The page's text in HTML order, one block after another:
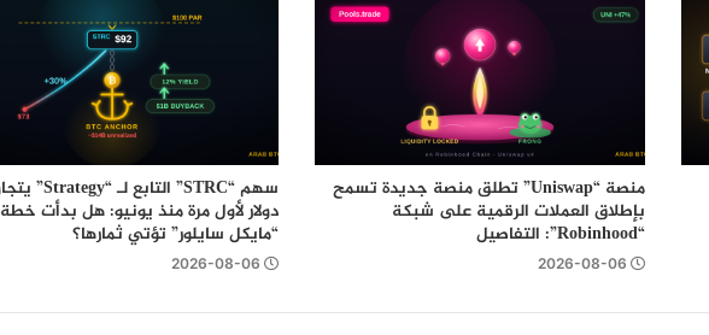
منصة “Uniswap” تطلق منصة جديدة تسمح
بإطلاق العملات الرقمية على شبكة
“Robinhood”: التفاصيل
2026-08-06
دولار لأول مرة منذ يونيو: هل بدأت خطة
“مايكل سايلور” تؤتي ثمارها؟
2026-08-06